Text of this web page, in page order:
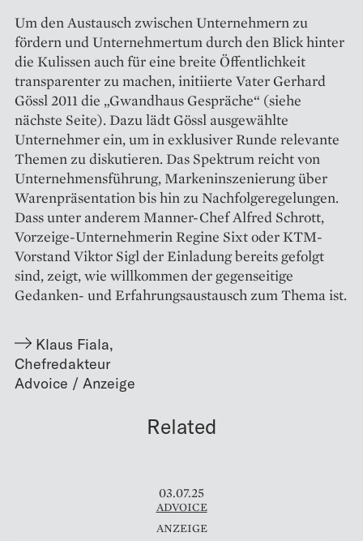
Um den Austausch zwischen Unternehmern zu
fördern und Unternehmertum durch den Blick hinter
die Kulissen auch für eine breite Öffentlichkeit
transparenter zu machen, initiierte Vater Gerhard
Gössl 2011 die „Gwandhaus Gespräche“ (siehe
nächste Seite). Dazu lädt Gössl ausgewählte
Unternehmer ein, um in exklusiver Runde relevante
Themen zu diskutieren. Das Spektrum reicht von
Unternehmensführung, Markeninszenierung über
Warenpräsentation bis hin zu Nachfolgeregelungen.
Dass unter anderem Manner-Chef Alfred Schrott,
Vorzeige-Unternehmerin Regine Sixt oder KTM-
Vorstand Viktor Sigl der Einladung bereits gefolgt
sind, zeigt, wie willkommen der gegenseitige
Gedanken- und Erfahrungsaustausch zum Thema ist.
Klaus Fiala,
Chefredakteur
Related
03.07.25
ADVOICE